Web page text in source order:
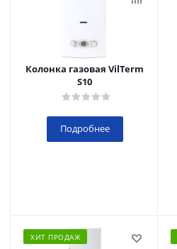
Колонка газовая VilTerm
S10
Подробнее
ХИТ ПРОДАЖ